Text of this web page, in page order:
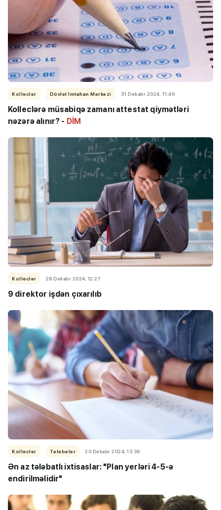
Kolleclər Dövlət İmtahan Mərkəzi 31 Dekabr 2024, 11:46
Kolleclərə müsabiqə zamanı attestat qiymətləri
nəzərə alınır? - DİM
Kolleclər 28 Dekabr 2024, 12:27
9 direktor işdən çıxarılıb
Kolleclər Tələbələr 20 Dekabr 2024, 13:39
Ən az tələbatlı ixtisaslar: "Plan yerləri 4-5-ə
endirilməlidir"